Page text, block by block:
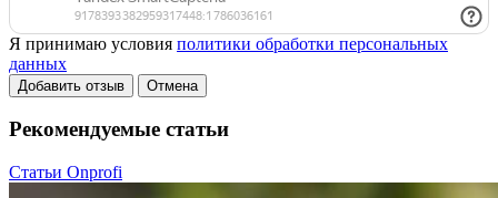
Я принимаю условия политики обработки персональных
данных
Добавить отзыв Отмена
Рекомендуемые статьи
Статьи Onprofi